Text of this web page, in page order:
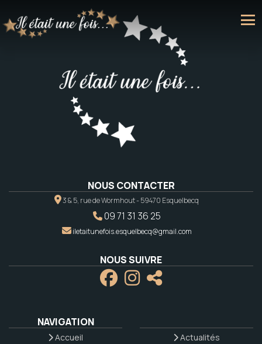
NOUS CONTACTER
3 & 5, rue de Wormhout - 59470 Esquelbecq
09 71 31 36 25
iletaitunefois.esquelbecq@gmail.com
NOUS SUIVRE
NAVIGATION
Accueil
Actualités